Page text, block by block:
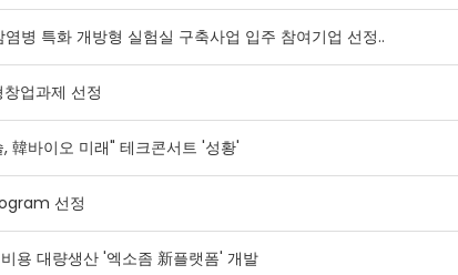
병 특화 개방형 실험실 구축사업 입주 참여기업 선정..
업과제 선정
韓바이오 미래" 테크콘서트 '성황'
선정
용 대량생산 '엑소좀 新플랫폼' 개발